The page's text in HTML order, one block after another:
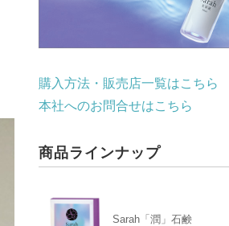
購入方法・販売店一覧はこちら
本社へのお問合せはこちら
商品ラインナップ
Sarah「潤」石鹸